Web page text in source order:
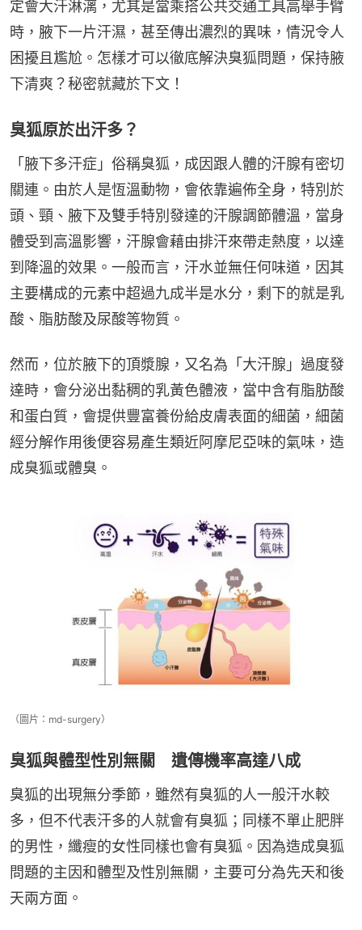
定會大汗淋漓，尤其是當乘搭公共交通工具高舉手臂
時，腋下一片汗濕，甚至傳出濃烈的異味，情況令人
困擾且尷尬。怎樣才可以徹底解決臭狐問題，保持腋
下清爽？秘密就藏於下文！
臭狐原於出汗多？
「腋下多汗症」俗稱臭狐，成因跟人體的汗腺有密切
關連。由於人是恆溫動物，會依靠遍佈全身，特別於
頭、頸、腋下及雙手特別發達的汗腺調節體溫，當身
體受到高溫影響，汗腺會藉由排汗來帶走熱度，以達
到降溫的效果。一般而言，汗水並無任何味道，因其
主要構成的元素中超過九成半是水分，剩下的就是乳
酸、脂肪酸及尿酸等物質。
然而，位於腋下的頂漿腺，又名為「大汗腺」過度發
達時，會分泌出黏稠的乳黃色體液，當中含有脂肪酸
和蛋白質，會提供豐富養份給皮膚表面的細菌，細菌
經分解作用後便容易產生類近阿摩尼亞味的氣味，造
成臭狐或體臭。
（圖片：md-surgery）
臭狐與體型性別無關 遺傳機率高達八成
臭狐的出現無分季節，雖然有臭狐的人一般汗水較
多，但不代表汗多的人就會有臭狐；同樣不單止肥胖
的男性，纖瘦的女性同樣也會有臭狐。因為造成臭狐
問題的主因和體型及性別無關，主要可分為先天和後
天兩方面。